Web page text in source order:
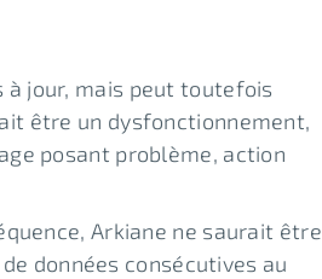
jour, mais peut toutefois
être un dysfonctionnement,
posant problème, action
Arkiane ne saurait être
données consécutives au